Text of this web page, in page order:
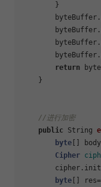
        }
return
    }
//进行加密
public String
byte []
Cipher
byte []